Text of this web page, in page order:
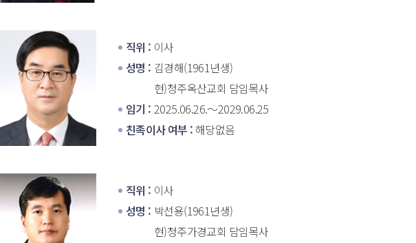
직위 : 이사
성명 : 김경해(1961년생)
현)청주옥산교회 담임목사
임기 : 2025.06.26.～2029.06.25
친족이사 여부 : 해당없음
직위 : 이사
성명 : 박선용(1961년생)
현)청주가경교회 담임목사